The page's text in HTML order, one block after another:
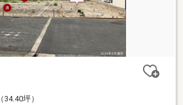
（34.40坪）